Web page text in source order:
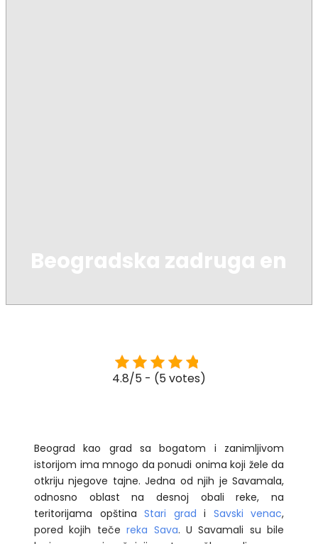
Beogradska zadruga en
4.8/5 - (5 votes)
Beograd kao grad sa bogatom i zanimljivom
istorijom ima mnogo da ponudi onima koji žele da
otkriju njegove tajne. Jedna od njih je Savamala,
odnosno oblast na desnoj obali reke, na
teritorijama opština Stari grad i Savski venac,
pored kojih tečereka Sava. U Savamali su bile